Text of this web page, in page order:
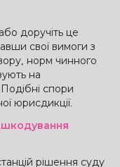
доручіть це
свої вимоги з
норм чинного
на
спори
юрисдикції.
рішення суду